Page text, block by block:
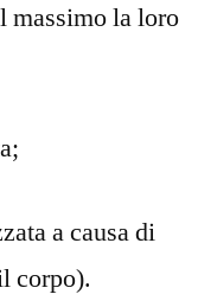
massimo la loro
a causa di
corpo).